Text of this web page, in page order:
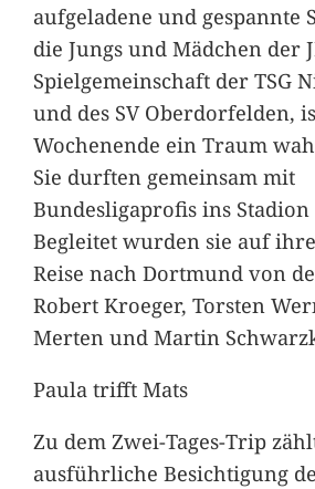
aufgeladene und gespannte
die Jungs und Mädchen der
Spielgemeinschaft der TSG
und des SV Oberdorfelden,
Wochenende ein Traum
Sie durften gemeinsam mit
Bundesligaprofis ins
Begleitet wurden sie auf
Reise nach Dortmund von
Robert Kroeger, Torsten
Merten und Martin
Paula trifft Mats
Zu dem Zwei-Tages-Trip
ausführliche Besichtigung